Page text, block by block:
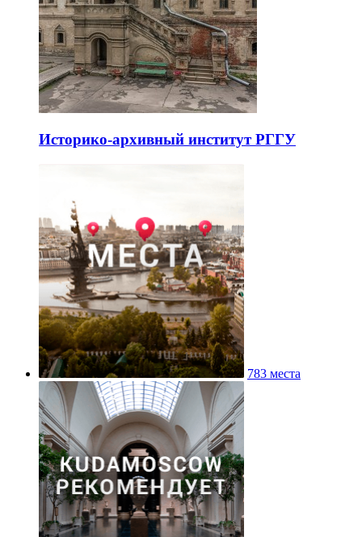
Историко-архивный институт РГГУ
783 места